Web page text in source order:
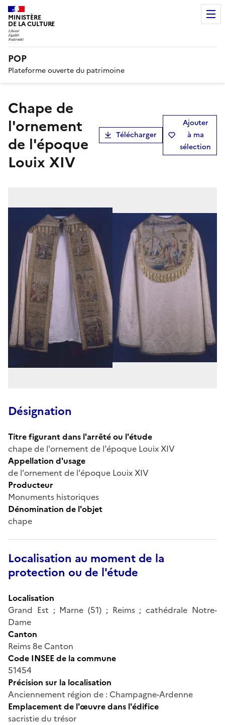
MINISTÈRE
DE LA CULTURE
POP
Plateforme ouverte du patrimoine
chape de
l'ornement
de l'époque
Louix XIV
Télécharger
Ajouter
à ma
sélection
Désignation
Titre figurant dans l'arrêté ou l'étude
chape de l'ornement de l'époque Louix XIV
Appellation d'usage
de l'ornement de l'époque Louix XIV
Producteur
Monuments historiques
Dénomination de l'objet
chape
Localisation au moment de la
protection ou de l'étude
Localisation
Grand Est ; Marne (51) ; Reims ; cathédrale Notre-
Dame
Canton
Reims 8e Canton
Code INSEE de la commune
51454
Précision sur la localisation
Anciennement région de : Champagne-Ardenne
Emplacement de l'œuvre dans l'édifice
sacristie du trésor